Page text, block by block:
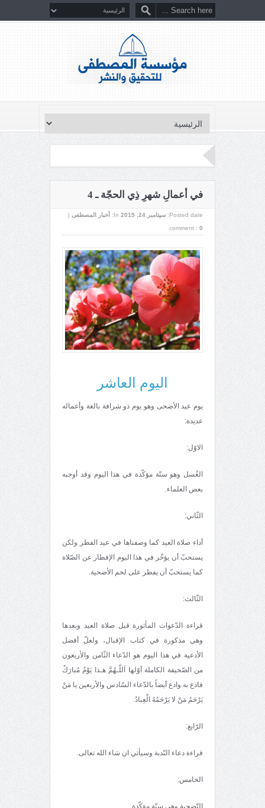
في أعمالِ شهرِ ذِي الحجّة ـ 4
Posted date: سپتامبر 24, 2015 In: أخبار المصطفى |
comment : 0
اليوم العاشر
يوم عيد الأضحى وهو يوم ذو شرافة بالغة وأعماله
عديدة:
الاوّل:
الغُسل وهو سنّة مؤكّدة في هذا اليوم وقد أوجبه
بعض العلماء.
الثّاني:
أداء صلاة العيد كما وصفناها في عيد الفطر ولكن
يستحبّ أن يؤخّر في هذا اليوم الإفطار عن الصّلاة
كما يستحبّ أن يفطر على لحم الأضحية.
الثّالث:
قراءة الدّعوات المأثورة قبل صلاة العيد وبعدها
وهي مذكورة في كتاب الإقبال، ولعلّ أفضل
الأدعية في هذا اليوم هو الدّعاء الثّامن والأربعون
من الصّحيفة الكاملة أوّلها اَللّـهُمَّ هـذا يَوْمٌ مُبارَكٌ
فادع به وادع أيضاً بالدّعاء السّادس والأربعين يا مَنْ
يَرْحَمُ مَنْ لا يَرْحَمُهُ الْعِبادُ.
الرّابع:
قراءة دعاء النّدبة وسيأتي ان شاء الله تعالى.
الخامس:
التّضحية وهي سنّة مؤكّدة.